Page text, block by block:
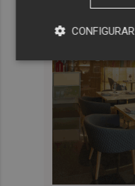
CONFIGURAR